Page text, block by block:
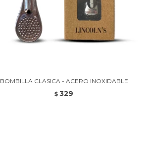
BOMBILLA CLASICA - ACERO INOXIDABLE
$ 329